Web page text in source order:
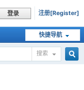
登录 注册[Register]
快捷导航
搜索